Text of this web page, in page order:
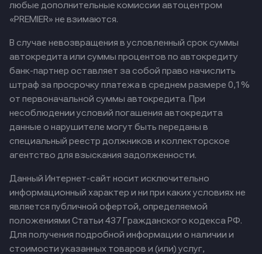
любые дополнительные комиссии автоцентром
«PREMIER» не взимаются.
В случае невозвращения в условленный срок суммы
автокредита или суммы процентов по автокредиту
банк-партнер оставляет за собой право начислить
штраф за просрочку платежа в среднем размере 0,1%
от первоначальной суммы автокредита. При
несоблюдении условий погашения автокредита
данные о нарушителе могут быть переданы в
специальный реестр должников и коллекторское
агентство для взыскания задолженности.
Данный Интернет-сайт носит исключительно
информационный характер и ни при каких условиях не
является публичной офертой, определяемой
положениями Статьи 437 Гражданского кодекса РФ.
Для получения подробной информации о наличии и
стоимости указанных товаров и (или) услуг,